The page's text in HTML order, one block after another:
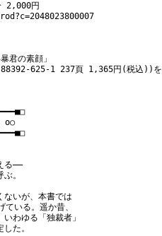
2,000円
君の素顔」
88392-625-1 237頁 1,365円(税込))を
る――
。
ないが、本書では
いる。遥か昔、
わゆる「独裁者」
た。